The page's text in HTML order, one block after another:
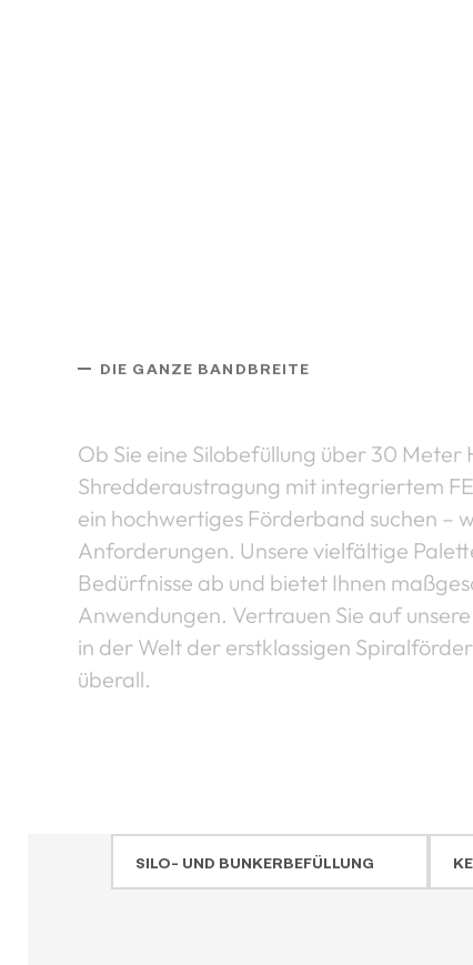
DIE GANZE BANDBREITE
Ob Sie eine Silobefüllung über 30
Shredderaustragung mit integriertem
ein hochwertiges Förderband suchen –
Anforderungen. Unsere vielfältige
Bedürfnisse ab und bietet Ihnen
Anwendungen. Vertrauen Sie auf
in der Welt der erstklassigen
überall.
SILO- UND BUNKERBEFÜLLUNG